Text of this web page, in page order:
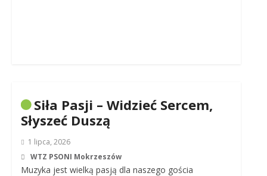
Siła Pasji – Widzieć Sercem,
Słyszeć Duszą
1 lipca, 2026
WTZ PSONI Mokrzeszów
Muzyka jest wielką pasją dla naszego gościa